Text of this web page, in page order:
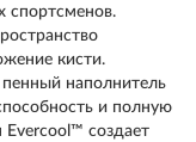
спортсменов.
кисти.
наполнитель
и полную
Evercool™ создает